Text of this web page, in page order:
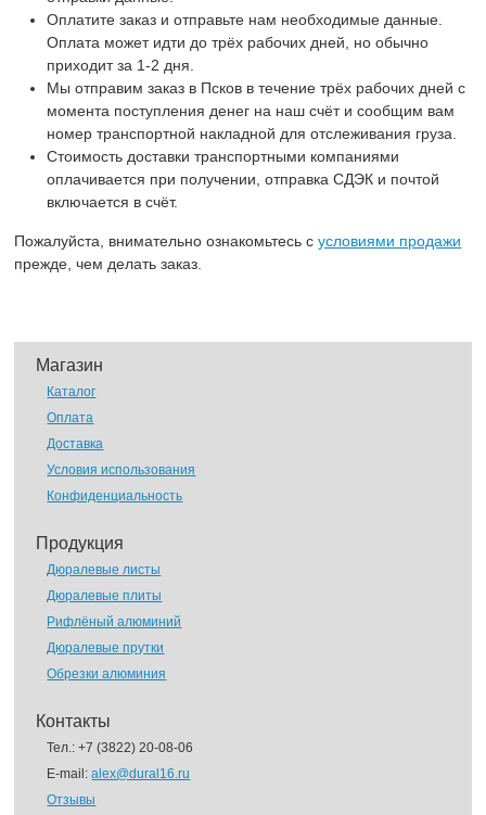
Оплатите заказ и отправьте нам необходимые данные.
Оплата может идти до трёх рабочих дней, но обычно
приходит за 1-2 дня.
Мы отправим заказ в Псков в течение трёх рабочих дней с
момента поступления денег на наш счёт и сообщим вам
номер транспортной накладной для отслеживания груза.
Стоимость доставки транспортными компаниями
оплачивается при получении, отправка СДЭК и почтой
включается в счёт.
Пожалуйста, внимательно ознакомьтесь сусловиями продажи
прежде, чем делать заказ.
Магазин
Каталог
Оплата
Доставка
Условия использования
Конфиденциальность
Продукция
Дюралевые листы
Дюралевые плиты
Рифлёный алюминий
Дюралевые прутки
Обрезки алюминия
Контакты
Тел.:+7 (3822) 20-08-06
E-mail:alex@dural16.ru
Отзывы